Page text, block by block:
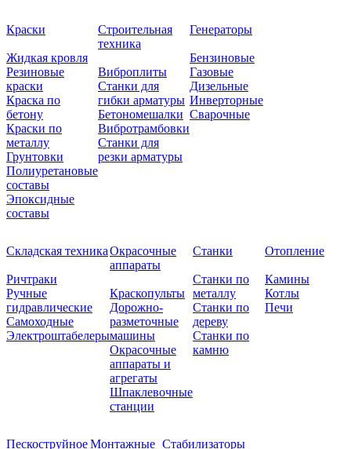
Краски
Жидкая кровля
Резиновые
краски
Краска по
бетону
Краски по
металлу
Грунтовки
Полиуретановые
составы
Эпоксидные
составы
Строительная
техника
Виброплиты
Станки для
гибки арматуры
Бетономешалки
Вибротрамбовки
Станки для
резки арматуры
Генераторы
Бензиновые
Газовые
Дизельные
Инверторные
Сварочные
Складская техника
Ричтраки
Ручные
гидравлические
Самоходные
Электроштабелеры
Окрасочные
аппараты
Краскопульты
Дорожно-
разметочные
машины
Окрасочные
аппараты и
агрегаты
Шпаклевочные
станции
Станки
Станки по
металлу
Станки по
дереву
Станки по
камню
Отопление
Камины
Котлы
Печи
ПескоструйноеМонтажные Стабилизаторы